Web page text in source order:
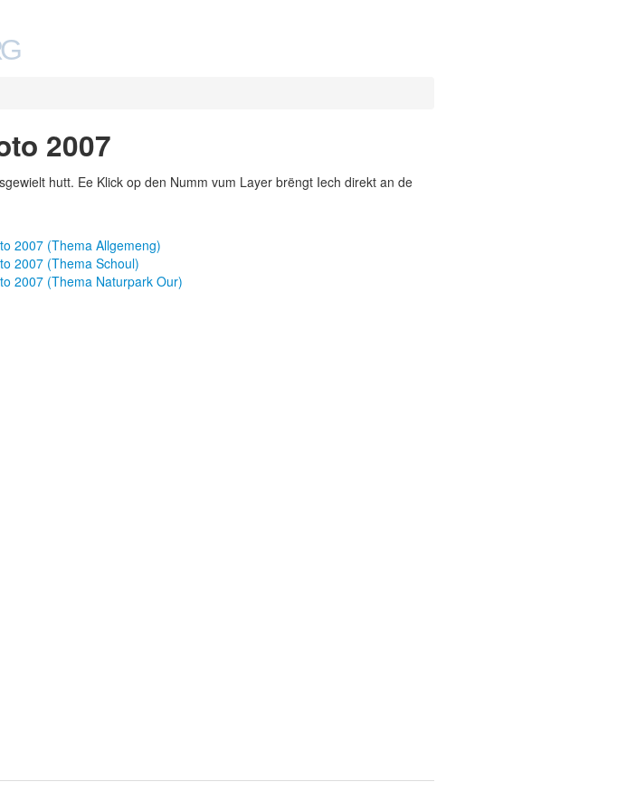
2007
hutt. Ee Klick op den Numm vum Layer brëngt Iech direkt an de
2007 (Thema Allgemeng)
2007 (Thema Schoul)
2007 (Thema Naturpark Our)